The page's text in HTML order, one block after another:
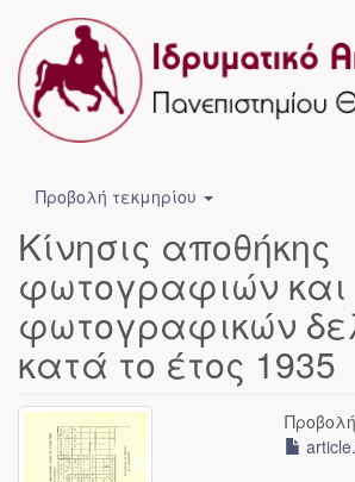
Προβολή τεκμηρίου
Κίνησις αποθήκης
φωτογραφιών και
φωτογραφικών
κατά το έτος 1935